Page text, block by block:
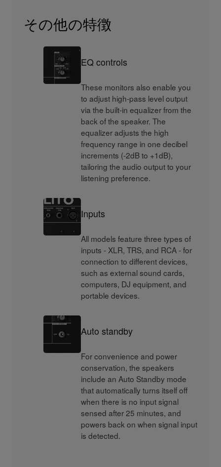
その他の特徴
EQ controls
These monitors also enable you
to adjust high-pass level output
via the built-in equalizer from the
back of the speaker. The
equalizer adjusts the high
frequency range in one decibel
increments (-2dB to +1dB),
tailoring the audio output to your
listening preference.
Inputs
All models feature three types of
inputs - XLR, TRS, and RCA - for
connection to different devices,
such as external sound cards,
computers, DJ equipment, and
portable devices.
Auto standby
For convenience and power
conservation, the speakers
include an Auto Standby mode
that automatically turns itself off
when there is no input signal
sensed after 25 minutes, and
powers back on when signal input
is detected.